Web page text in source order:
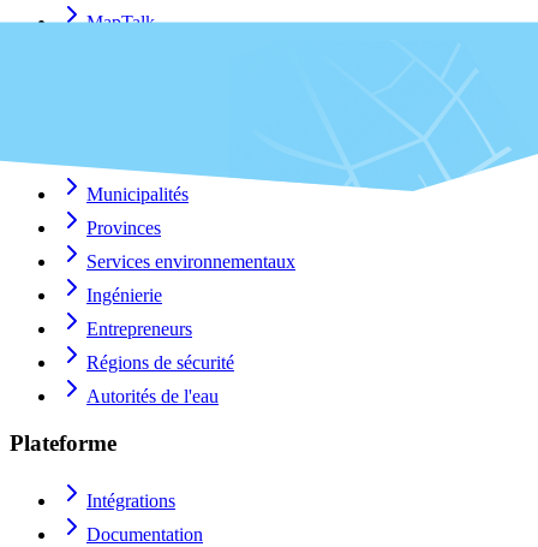
MapTalk
Municipalités
Provinces
Services environnementaux
Ingénierie
Entrepreneurs
Régions de sécurité
Autorités de l'eau
Plateforme
Intégrations
Documentation